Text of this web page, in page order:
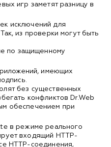
игр заметят разницу в
исключений для
из проверки могут быть
по защищенному
имеющих
без существенных
конфликтов Dr.Web
обеспечением при
в режиме реального
входящий HTTP-
HTTP-соединения,